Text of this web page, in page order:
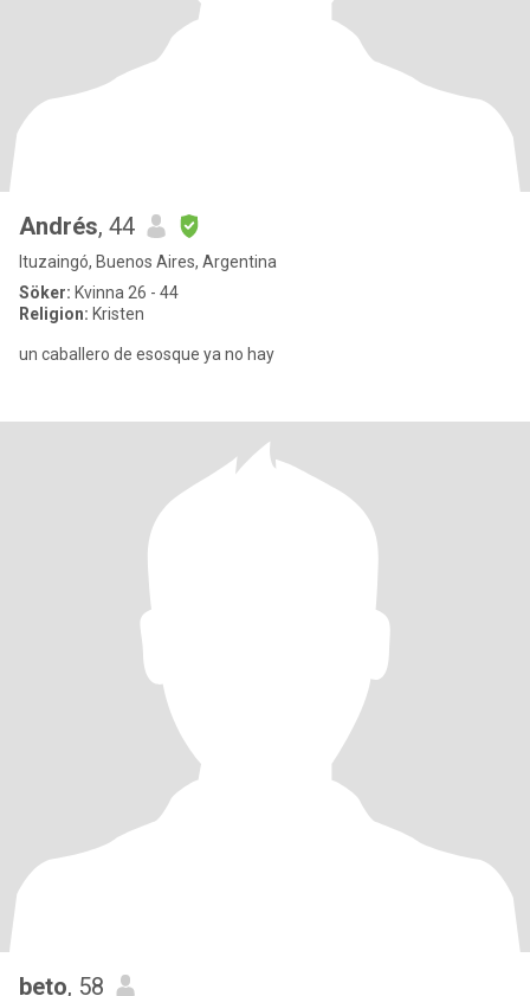
Andrés, 44
Ituzaingó, Buenos Aires, Argentina
Söker: Kvinna 26 - 44
Religion: Kristen
un caballero de esosque ya no hay
beto, 58